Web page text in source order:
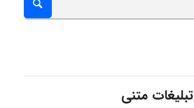
ehtesham
تبلیغات متنی